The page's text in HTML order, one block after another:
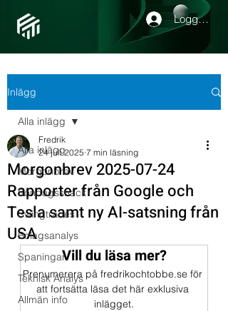
Logga in
Inlägg
Alla inlägg
Morgonbrev
Söndagssnack
Swingtrades
Bolagsanalys
Spaningar
Teknisk Analys
Allmän info
Alla inlägg
Morgonbrev 2025-07-24
Rapporter från Google och
Tesla samt ny AI-satsning från
USA
Fredrik
24 juli 2025 7 min läsning
Vill du läsa mer?
Prenumerera på fredrikochtobbe.se för
att fortsätta läsa det här exklusiva
inlägget.